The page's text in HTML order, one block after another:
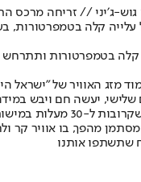
ג׳יני // זריחה מרכס
עלייה קלה
בטמפרטורות ותתרחש
מזג האוויר של "ישראל
ובצפון הנגב.
מהפך, בו אוויר קר
שתשתפו אותנו